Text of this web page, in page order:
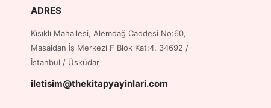
ADRES
Kısıklı Mahallesi, Alemdağ Caddesi No:60,
Masaldan İş Merkezi F Blok Kat:4, 34692 /
İstanbul / Üsküdar
iletisim@thekitapyayinlari.com